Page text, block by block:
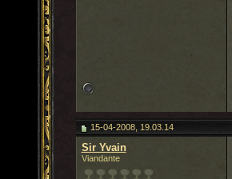
15-04-2008, 19.03.14
Sir Yvain
Viandante